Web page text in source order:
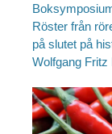
Röster från
på slutet på
Wolfgang Fritz